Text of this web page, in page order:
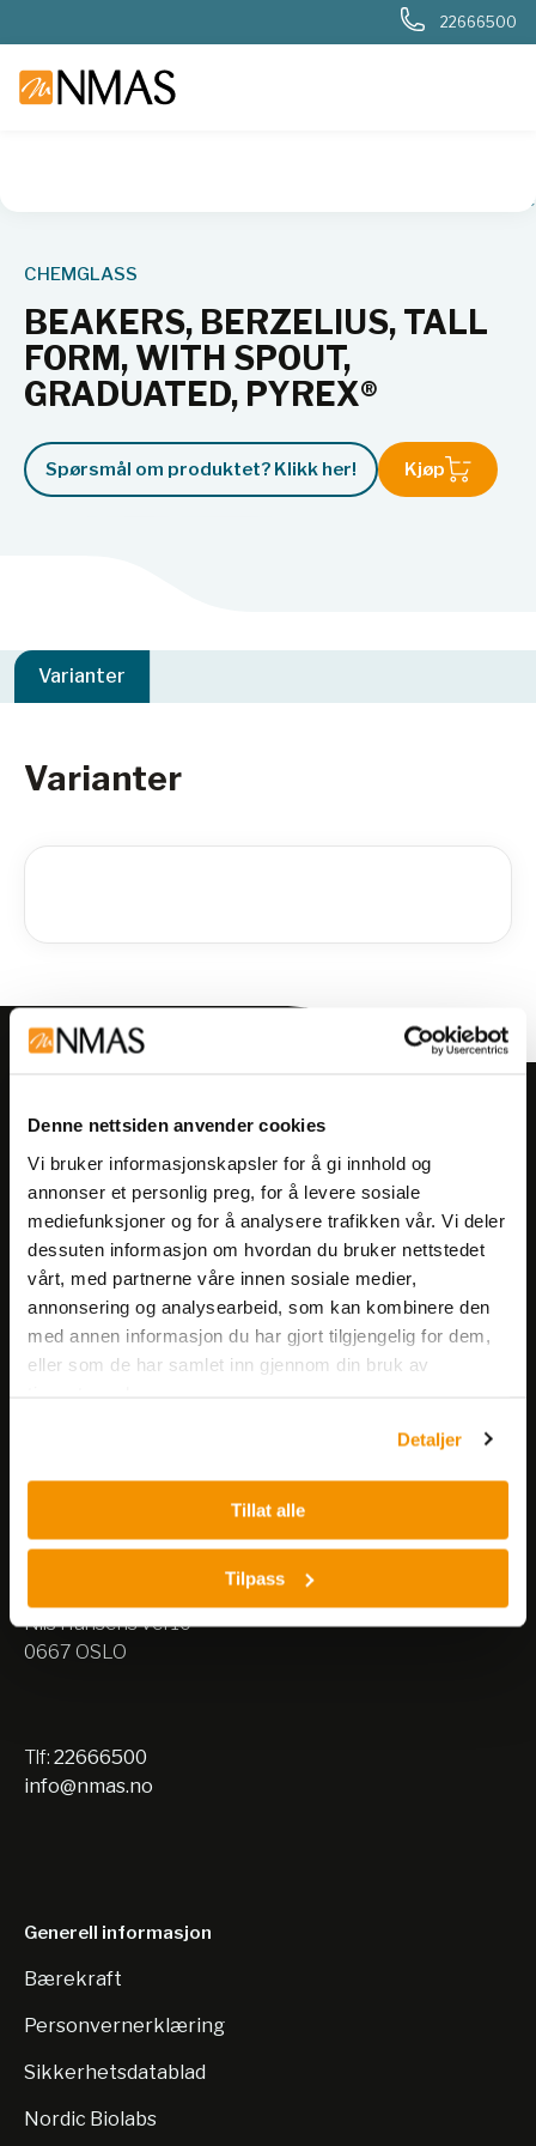
Denne nettsiden anvender cookies
Vi bruker informasjonskapsler for å gi innhold og
annonser et personlig preg, for å levere sosiale
mediefunksjoner og for å analysere trafikken vår. Vi deler
dessuten informasjon om hvordan du bruker nettstedet
vårt, med partnerne våre innen sosiale medier,
annonsering og analysearbeid, som kan kombinere den
med annen informasjon du har gjort tilgjengelig for dem,
eller som de har samlet inn gjennom din bruk av
Detaljer
Tillat alle
Tilpass
22666500
CHEMGLASS
BEAKERS, BERZELIUS, TALL
FORM, WITH SPOUT,
GRADUATED, PYREX®
Spørsmål om produktet? Klikk her! Kjøp
Varianter
Varianter
Meld deg på vårt nyhetsbrev!
Få informasjon om produkter,
arrangementer og kampanjer.
Meld på nyhetsbrev
Nils Hansens vei 8
Nils Hansens vei 10
0667 OSLO
Tlf: 22666500
info@nmas.no
Generell informasjon
Bærekraft
Personvernerklæring
Sikkerhetsdatablad
Nordic Biolabs